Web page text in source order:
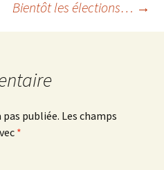
Bientôt les élections… →
publiée. Les champs
*